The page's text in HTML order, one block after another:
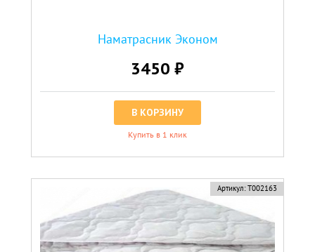
Наматрасник Эконом
3450 ₽
В КОРЗИНУ
Купить в 1 клик
Артикул: Т002163